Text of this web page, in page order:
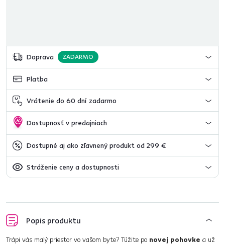
Doprava ZADARMO
Platba
Vrátenie do 60 dní zadarmo
Dostupnosť v predajniach
Dostupné aj ako zľavnený produkt od 299 €
Stráženie ceny a dostupnosti
Popis produktu
Trápi vás malý priestor vo vašom byte? Túžite po novej pohovke a už